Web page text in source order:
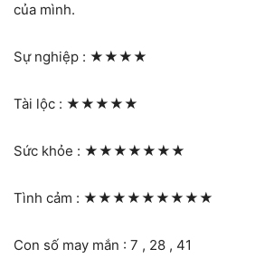
của mình.
Sự nghiệp : ★★★★
Tài lộc : ★★★★★
Sức khỏe : ★★★★★★★
Tình cảm : ★★★★★★★★★
Con số may mắn : 7 , 28 , 41